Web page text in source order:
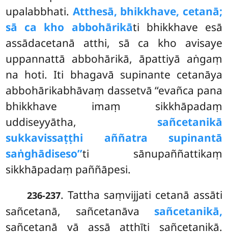
upalabbhati. Atthesā, bhikkhave, cetanā;
sā ca kho abbohārikāti bhikkhave esā
assādacetanā atthi, sā ca kho avisaye
uppannattā abbohārikā, āpattiyā aṅgaṃ
na hoti. Iti bhagavā supinante cetanāya
abbohārikabhāvaṃ dassetvā ‘‘evañca pana
bhikkhave imaṃ sikkhāpadaṃ
uddiseyyātha, sañcetanikā
sukkavissaṭṭhi aññatra supinantā
saṅghādiseso’’ti sānupaññattikaṃ
sikkhāpadaṃ paññāpesi.
236-237. Tattha saṃvijjati cetanā assāti
sañcetanā, sañcetanāva sañcetanikā,
sañcetanā vā assā atthīti sañcetanikā.